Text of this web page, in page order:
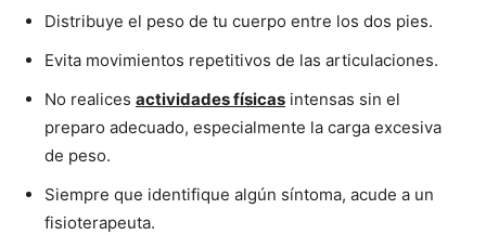
Distribuye el peso de tu cuerpo entre los dos pies.
Evita movimientos repetitivos de las articulaciones.
No realices actividades físicas intensas sin el
preparo adecuado, especialmente la carga excesiva
de peso.
Siempre que identifique algún síntoma, acude a un
fisioterapeuta.